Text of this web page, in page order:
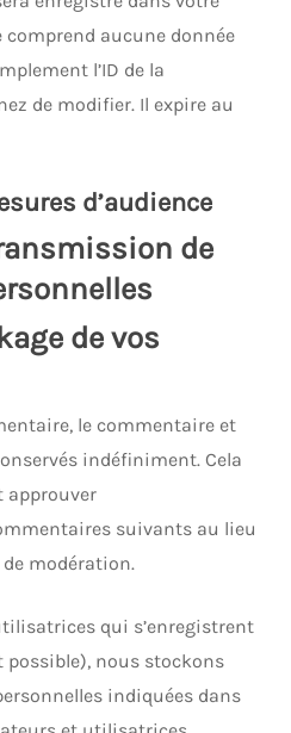
comprend aucune donnée
l’ID de la
de modifier. Il expire au
d’audience
de
de vos
le commentaire et
indéfiniment. Cela
approuver
suivants au lieu
modération.
qui s’enregistrent
nous stockons
indiquées dans